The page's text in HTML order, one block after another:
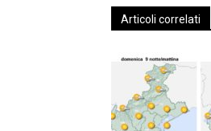
Articoli correlati